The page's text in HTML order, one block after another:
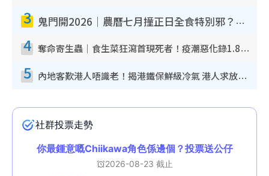
3 鬼門開2026｜農曆七月撞正日全食特別邪？專家警告切忌做一事！揭4大禁忌+2招保平安
4 奪命寄生蟲｜食生菜狂瀉首現死者！疫潮惡化錄1.8萬宗病例 揭洗菜3大謬誤
5 內地客歎港人唔識老！揭港鐵保鮮級冷氣 港人求放過：咪投訴